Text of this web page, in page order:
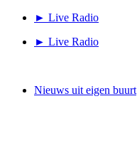
► Live Radio
► Live Radio
Nieuws uit eigen buurt